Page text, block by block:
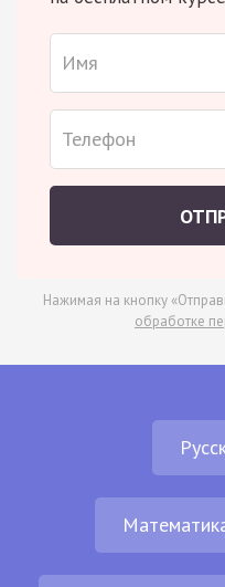
Нажимая на кнопку
обработке